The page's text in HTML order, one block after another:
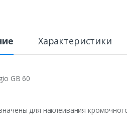
Характеристики
GB 60
для наклеивания